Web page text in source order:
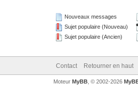
Nouveaux messages
Sujet populaire (Nouveau)
Sujet populaire (Ancien)
Contact Retourner en haut
Moteur MyBB, © 2002-2026